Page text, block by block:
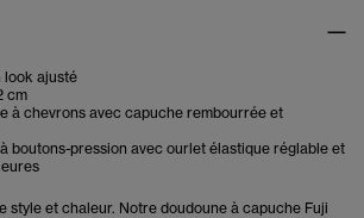
look ajusté
cm
à chevrons avec capuche rembourrée et
boutons-pression avec ourlet élastique réglable et
style et chaleur. Notre doudoune à capuche Fuji